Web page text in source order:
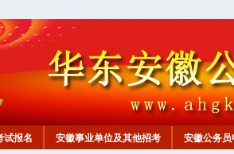
试报名 安徽事业单位及其他招考 安徽公务员